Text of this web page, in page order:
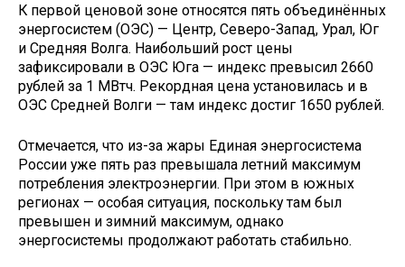
К первой ценовой зоне относятся пять объединённых
энергосистем (ОЭС) — Центр, Северо-Запад, Урал, Юг
и Средняя Волга. Наибольший рост цены
зафиксировали в ОЭС Юга — индекс превысил 2660
рублей за 1 МВтч. Рекордная цена установилась и в
ОЭС Средней Волги — там индекс достиг 1650 рублей.
Отмечается, что из-за жары Единая энергосистема
России уже пять раз превышала летний максимум
потребления электроэнергии. При этом в южных
регионах — особая ситуация, поскольку там был
превышен и зимний максимум, однако
энергосистемы продолжают работать стабильно.